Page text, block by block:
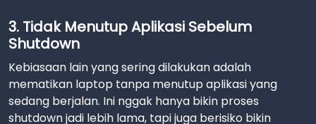
3. Tidak Menutup Aplikasi Sebelum
Shutdown
Kebiasaan lain yang sering dilakukan adalah
mematikan laptop tanpa menutup aplikasi yang
sedang berjalan. Ini nggak hanya bikin proses
shutdown jadi lebih lama, tapi juga berisiko bikin